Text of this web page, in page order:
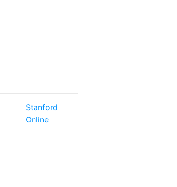
Stanford
Online